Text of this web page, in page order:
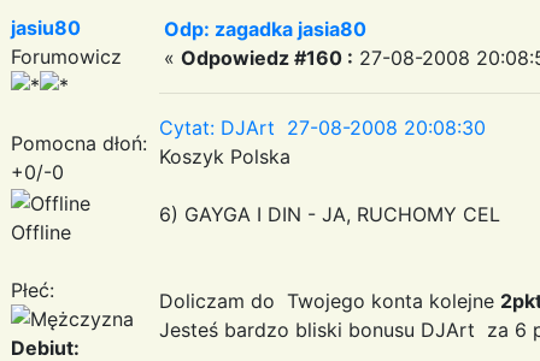
jasiu80
Forumowicz
Pomocna dłoń:
+0/-0
Offline
Płeć:
Debiut:
Odp: zagadka jasia80
« Odpowiedz #160 : 27-08-2008
Cytat: DJArt 27-08-2008 20:08:30
Koszyk Polska
6) GAYGA I DIN - JA, RUCHOMY CEL
Doliczam do Twojego konta kolejne
Jesteś bardzo bliski bonusu DJArt za 6